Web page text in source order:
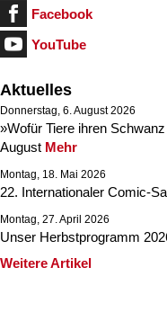
Facebook
YouTube
Aktuelles
Donnerstag, 6. August 2026
»Wofür Tiere ihren
August Mehr
Montag, 18. Mai 2026
22. Internationaler Comic-
Montag, 27. April 2026
Unser Herbstprogramm
Weitere Artikel